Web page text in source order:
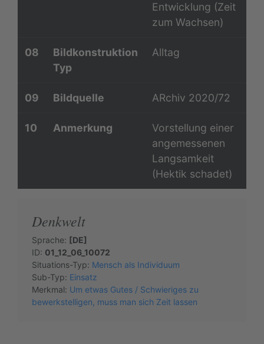
Entwicklung (Zeit
zum Wachsen)
08
Bildkonstruktion
Typ
Alltag
09 Bildquelle ARchiv 2020/72
10 Anmerkung
Vorstellung einer
angemessenen
Langsamkeit
(Hektik schadet)
Denkwelt
Sprache: [DE]
ID: 01_12_06_10072
Situations-Typ: Mensch als Individuum
Sub-Typ: Einsatz
Merkmal: Um etwas Gutes / Schwieriges zu
bewerkstelligen, muss man sich Zeit lassen